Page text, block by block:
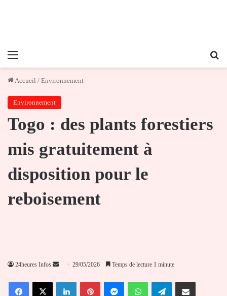
Menu
Accueil / Environnement
Environnement
Togo : des plants forestiers
mis gratuitement à
disposition pour le
reboisement
24heures Infos
Envoyer
courriel
29/05/2026 Temps de lecture 1 minute
FacebookX LinkedinPinterestMessengerWhatsAppTelegramPartager par email